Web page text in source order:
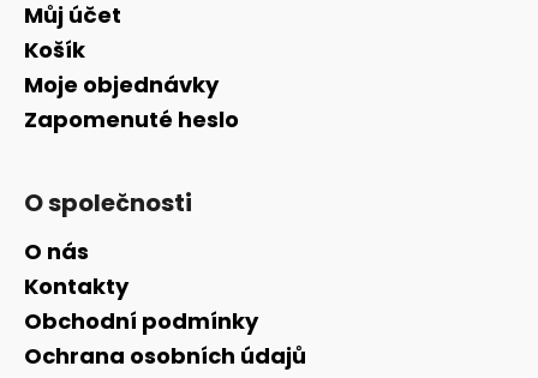
Můj účet
Košík
Moje objednávky
Zapomenuté heslo
O společnosti
O nás
Kontakty
Obchodní podmínky
Ochrana osobních údajů